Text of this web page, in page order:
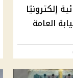
إلكترونيًا
العامة